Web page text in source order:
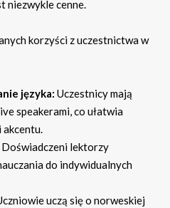
niezwykle cenne.
korzyści z uczestnictwa w
języka: Uczestnicy mają
speakerami, co ułatwia
Doświadczeni lektorzy
do indywidualnych
uczą się o norweskiej